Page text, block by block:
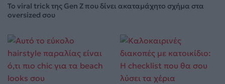
Το viral trick της Gen Z που δίνει ακαταμάχητο σχήμα στα
oversized σου